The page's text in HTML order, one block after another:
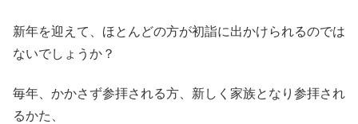
新年を迎えて、ほとんどの方が初詣に出かけられるのでは
ないでしょうか？
毎年、かかさず参拝される方、新しく家族となり参拝され
るかた、